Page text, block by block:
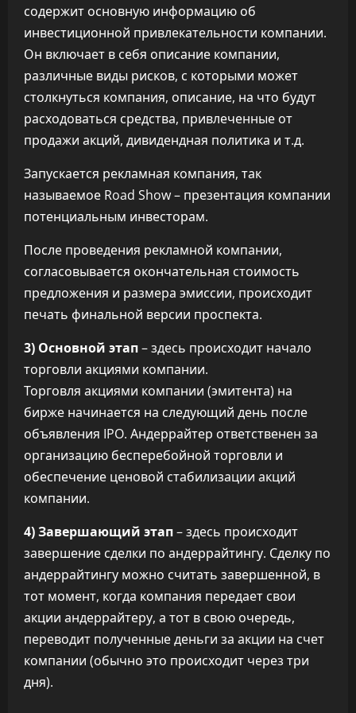
содержит основную информацию об
инвестиционной привлекательности компании.
Он включает в себя описание компании,
различные виды рисков, с которыми может
столкнуться компания, описание, на что будут
расходоваться средства, привлеченные от
продажи акций, дивидендная политика и т.д.
Запускается рекламная компания, так
называемое Road Show – презентация компании
потенциальным инвесторам.
После проведения рекламной компании,
согласовывается окончательная стоимость
предложения и размера эмиссии, происходит
печать финальной версии проспекта.
3) Основной этап– здесь происходит начало
торговли акциями компании.
Торговля акциями компании (эмитента) на
бирже начинается на следующий день после
объявления IPO. Андеррайтер ответственен за
организацию бесперебойной торговли и
обеспечение ценовой стабилизации акций
компании.
4) Завершающий этап– здесь происходит
завершение сделки по андеррайтингу. Сделку по
андеррайтингу можно считать завершенной, в
тот момент, когда компания передает свои
акции андеррайтеру, а тот в свою очередь,
переводит полученные деньги за акции на счет
компании (обычно это происходит через три
дня).